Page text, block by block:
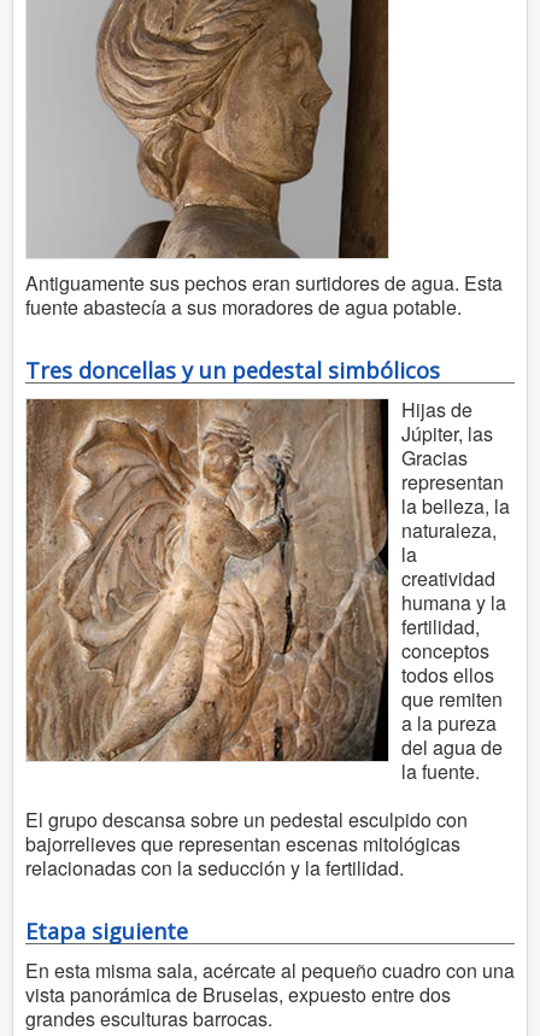
Antiguamente sus pechos eran surtidores de agua. Esta
fuente abastecía a sus moradores de agua potable.
Tres doncellas y un pedestal simbólicos
Hijas de
Júpiter, las
Gracias
representan
la belleza, la
naturaleza,
la
creatividad
humana y la
fertilidad,
conceptos
todos ellos
que remiten
a la pureza
del agua de
la fuente.
El grupo descansa sobre un pedestal esculpido con
bajorrelieves que representan escenas mitológicas
relacionadas con la seducción y la fertilidad.
Etapa siguiente
En esta misma sala, acércate al pequeño cuadro con una
vista panorámica de Bruselas, expuesto entre dos
grandes esculturas barrocas.